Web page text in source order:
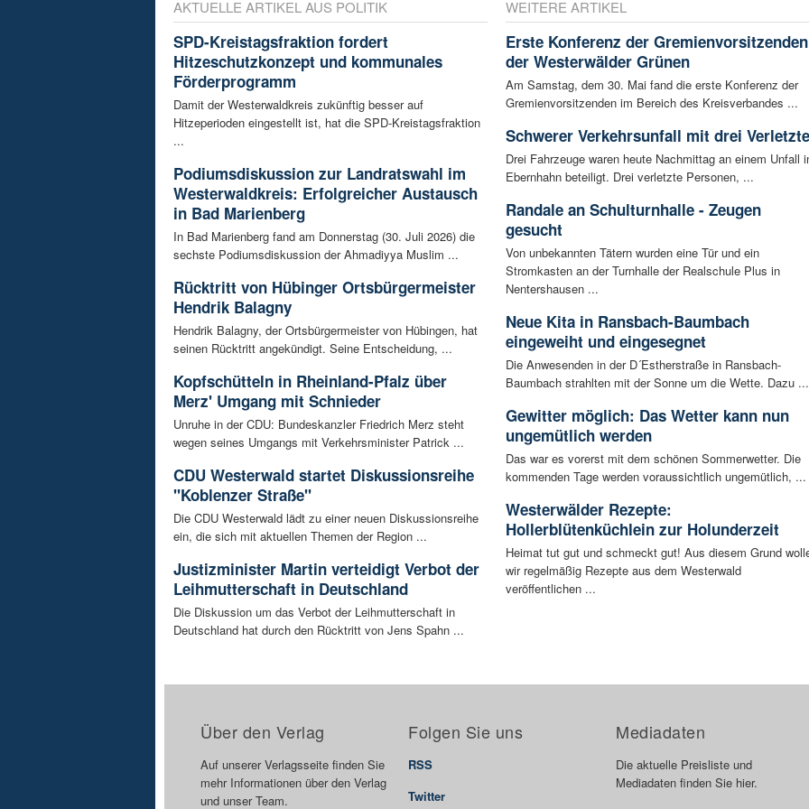
AKTUELLE ARTIKEL AUS POLITIK
SPD-Kreistagsfraktion fordert
Hitzeschutzkonzept und kommunales
Förderprogramm
Damit der Westerwaldkreis zukünftig besser auf
Hitzeperioden eingestellt ist, hat die SPD-Kreistagsfraktion
...
Podiumsdiskussion zur Landratswahl im
Westerwaldkreis: Erfolgreicher Austausch
in Bad Marienberg
In Bad Marienberg fand am Donnerstag (30. Juli 2026) die
sechste Podiumsdiskussion der Ahmadiyya Muslim ...
Rücktritt von Hübinger Ortsbürgermeister
Hendrik Balagny
Hendrik Balagny, der Ortsbürgermeister von Hübingen, hat
seinen Rücktritt angekündigt. Seine Entscheidung, ...
Kopfschütteln in Rheinland-Pfalz über
Merz' Umgang mit Schnieder
Unruhe in der CDU: Bundeskanzler Friedrich Merz steht
wegen seines Umgangs mit Verkehrsminister Patrick ...
CDU Westerwald startet Diskussionsreihe
"Koblenzer Straße"
Die CDU Westerwald lädt zu einer neuen Diskussionsreihe
ein, die sich mit aktuellen Themen der Region ...
Justizminister Martin verteidigt Verbot der
Leihmutterschaft in Deutschland
Die Diskussion um das Verbot der Leihmutterschaft in
Deutschland hat durch den Rücktritt von Jens Spahn ...
WEITERE ARTIKEL
Erste Konferenz der Gremienvorsitzenden
der Westerwälder Grünen
Am Samstag, dem 30. Mai fand die erste Konferenz der
Gremienvorsitzenden im Bereich des Kreisverbandes ...
Schwerer Verkehrsunfall mit drei
Drei Fahrzeuge waren heute Nachmittag an einem Unfall
Ebernhahn beteiligt. Drei verletzte Personen, ...
Randale an Schulturnhalle - Zeugen
gesucht
Von unbekannten Tätern wurden eine Tür und ein
Stromkasten an der Turnhalle der Realschule Plus in
Nentershausen ...
Neue Kita in Ransbach-Baumbach
eingeweiht und eingesegnet
Die Anwesenden in der D´Estherstraße in Ransbach-
Baumbach strahlten mit der Sonne um die Wette. Dazu ...
Gewitter möglich: Das Wetter kann nun
ungemütlich werden
Das war es vorerst mit dem schönen Sommerwetter. Die
kommenden Tage werden voraussichtlich ungemütlich, ...
Westerwälder Rezepte:
Hollerblütenküchlein zur Holunderzeit
Heimat tut gut und schmeckt gut! Aus diesem Grund
wir regelmäßig Rezepte aus dem Westerwald
veröffentlichen ...
Über den Verlag
Auf unserer Verlagsseite finden Sie
mehr Informationen über den Verlag
und unser Team.
Folgen Sie uns
RSS
Twitter
Mediadaten
Die aktuelle Preisliste und
Mediadaten finden Sie hier.